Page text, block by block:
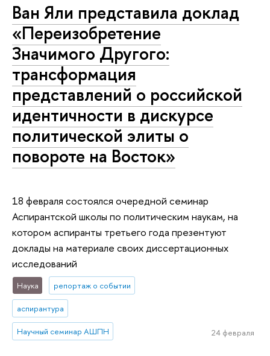
Ван Яли представила доклад
«Переизобретение
Значимого Другого:
трансформация
представлений о российской
идентичности в дискурсе
политической элиты о
повороте на Восток»
18 февраля состоялся очередной семинар
Аспирантской школы по политическим наукам, на
котором аспиранты третьего года презентуют
доклады на материале своих диссертационных
исследований
Наука репортаж о событии
аспирантура
Научный семинар АШПН 24 февраля